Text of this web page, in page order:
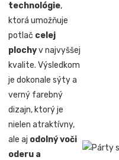
technológie,
ktorá umožňuje
potlač celej
plochyv najvyššej
kvalite. Výsledkom
je dokonale sýty a
verný farebný
dizajn, ktorý je
nielen atraktívny,
ale aj odolný voči
oderu a